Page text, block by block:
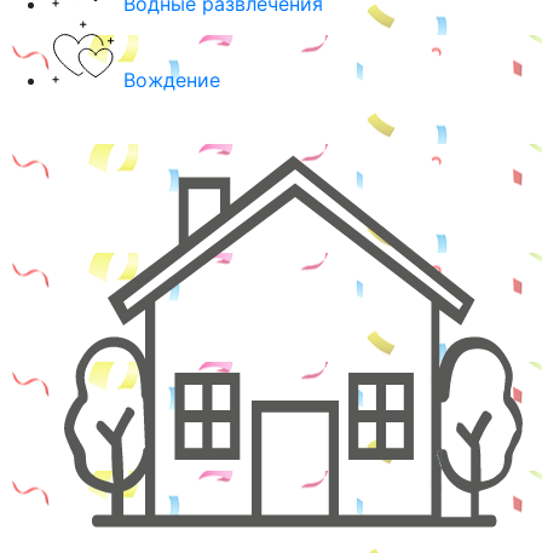
Вождение